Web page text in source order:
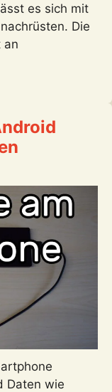
es sich mit
Die
an
Daten wie